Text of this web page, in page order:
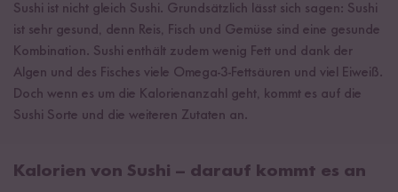
Sushi ist nicht gleich Sushi. Grundsätzlich lässt sich sagen: Sushi
ist sehr gesund, denn Reis, Fisch und Gemüse sind eine gesunde
Kombination. Sushi enthält zudem wenig Fett und dank der
Algen und des Fisches viele Omega-3-Fettsäuren und viel Eiweiß.
Doch wenn es um die Kalorienanzahl geht, kommt es auf die
Sushi Sorte und die weiteren Zutaten an.
Kalorien von Sushi – darauf kommt es an